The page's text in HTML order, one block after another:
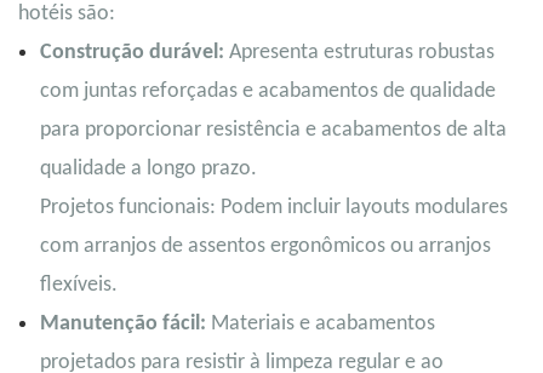
hotéis são:
Construção durável: Apresenta estruturas robustas
com juntas reforçadas e acabamentos de qualidade
para proporcionar resistência e acabamentos de alta
qualidade a longo prazo.
Projetos funcionais: Podem incluir layouts modulares
com arranjos de assentos ergonômicos ou arranjos
flexíveis.
Manutenção fácil: Materiais e acabamentos
projetados para resistir à limpeza regular e ao